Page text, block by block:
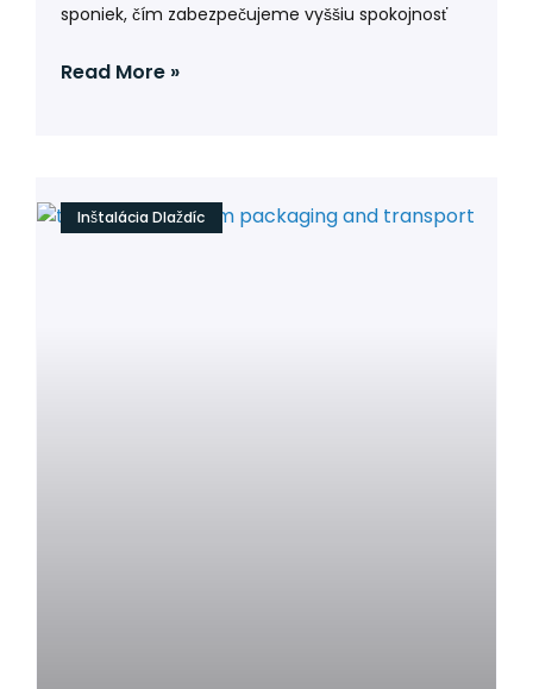
sponiek, čím zabezpečujeme vyššiu spokojnosť
Read More »
Inštalácia Dlaždíc